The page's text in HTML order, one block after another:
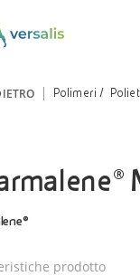
Polimeri
prodotto